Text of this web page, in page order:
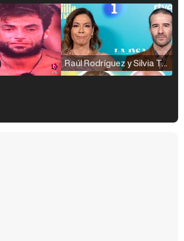
Raúl Rodríguez y Silvia Taulés nos cuentan su papel en 'La familia de la tele'